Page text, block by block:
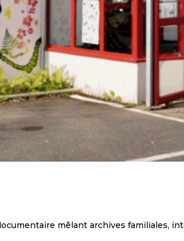
mêlant archives familiales,